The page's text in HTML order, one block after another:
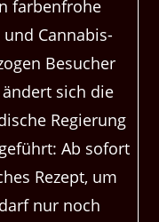
farbenfrohe
Cannabis-
Besucher
sich die
Regierung
Ab sofort
Rezept, um
nur noch